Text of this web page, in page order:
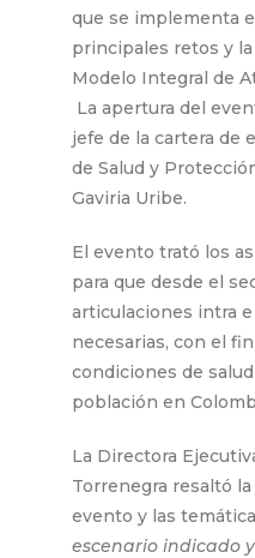
que se implementa
principales retos y
Modelo Integral de
La apertura del
jefe de la cartera de
de Salud y
Gaviria Uribe.
El evento trató los
para que desde el
articulaciones intra
necesarias, con el
condiciones de
población en
La Directora
Torrenegra resaltó
evento y las
escenario indicado